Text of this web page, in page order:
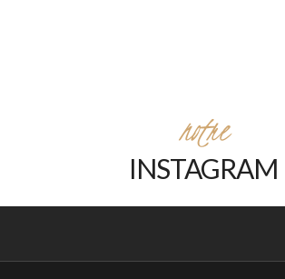
notre
INSTAGRAM